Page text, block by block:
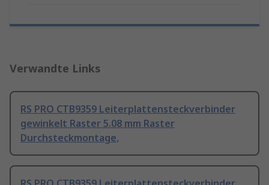
Verwandte Links
RS PRO CTB9359 Leiterplattensteckverbinder
gewinkelt Raster 5.08 mm Raster
Durchsteckmontage,